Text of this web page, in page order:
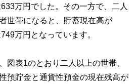
経験豊富なメンバーと金融や経済に精通した
のこと、読み応えのあるコンテンツと確か
現しています。
目指します。
万円でした。その一方で、二人
世帯になると、貯蓄現在高が
万円となっています。
図表1のとおり二人以上の世帯、
預貯金と通貨性預金の現在残高が